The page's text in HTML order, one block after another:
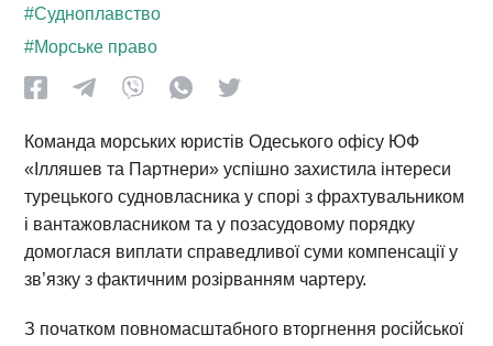
#Судноплавство
#Морське право
Команда морських юристів Одеського офісу ЮФ
«Ілляшев та Партнери» успішно захистила інтереси
турецького судновласника у спорі з фрахтувальником
і вантажовласником та у позасудовому порядку
домоглася виплати справедливої суми компенсації у
зв’язку з фактичним розірванням чартеру.
З початком повномасштабного вторгнення російської